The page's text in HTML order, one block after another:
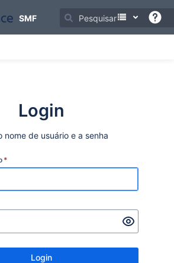
SMF
Login
nome de usuário e a senha
*
Login